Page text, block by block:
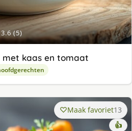
3.6 (5)
met kaas en tomaat
Maak favoriet13
👍